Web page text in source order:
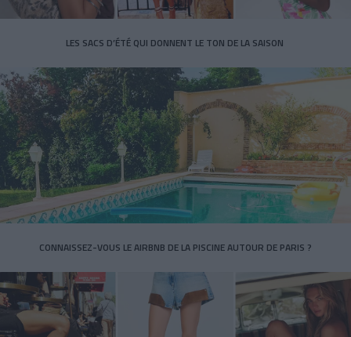
LES SACS D’ÉTÉ QUI DONNENT LE TON DE LA SAISON
CONNAISSEZ-VOUS LE AIRBNB DE LA PISCINE AUTOUR DE PARIS ?